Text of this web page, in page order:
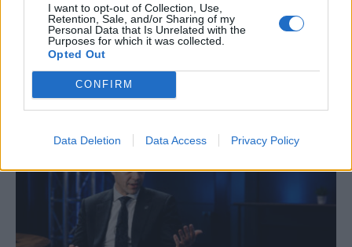
I want to opt-out of Collection, Use,
Retention, Sale, and/or Sharing of my
Personal Data that Is Unrelated with the
Purposes for which it was collected.
Opted Out
CONFIRM
Data Deletion Data Access Privacy Policy
Χειροπέδες σε 43χρονη για εμπορία ανηλίκου στη Ρόδο
– Συγκέντρωνε χρήματα από συμπονετικούς τουρίστες